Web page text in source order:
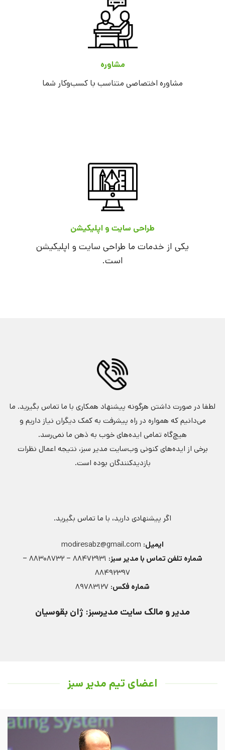
مشاوره
مشاوره اختصاصی متناسب با کسب‌و‌‌‌‌‌کار شما
طراحی سایت و اپلیکیشن
یکی از خدمات ما طراحی سایت و اپلیکیشن
است.
لطفا در صورت داشتن هرگونه پیشنهاد همکاری با ما تماس بگیرید. ما
می‌دانیم که همواره در راه پیشرفت به کمک دیگران نیاز داریم و
هیچ‌گاه تمامی ایده‌های خوب به ذهن ما نمی‌رسد.
برخی از ایده‌های کنونی وب‌سایت مدیر سبز، نتیجه اعمال نظرات
بازدیدکنندگان بوده است.
اگر پیشنهادی دارید، با ما تماس بگیرید.
ایمیل:
شماره تلفن تماس با مدیر سبز:
88472931 – 88308732 –
88492397
شماره فکس:
مدیر و مالک سایت مدیرسبز: ژان بقوسیان
اعضای تیم مدیر سبز